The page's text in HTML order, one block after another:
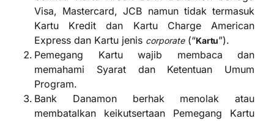
Visa, Mastercard, JCB namun tidak termasuk
Kartu Kredit dan Kartu Charge American
Express dan Kartu jenis corporate(“Kartu”).
Pemegang Kartu wajib membaca dan
memahami Syarat dan Ketentuan Umum
Program.
Bank Danamon berhak menolak atau
membatalkan keikutsertaan Pemegang Kartu